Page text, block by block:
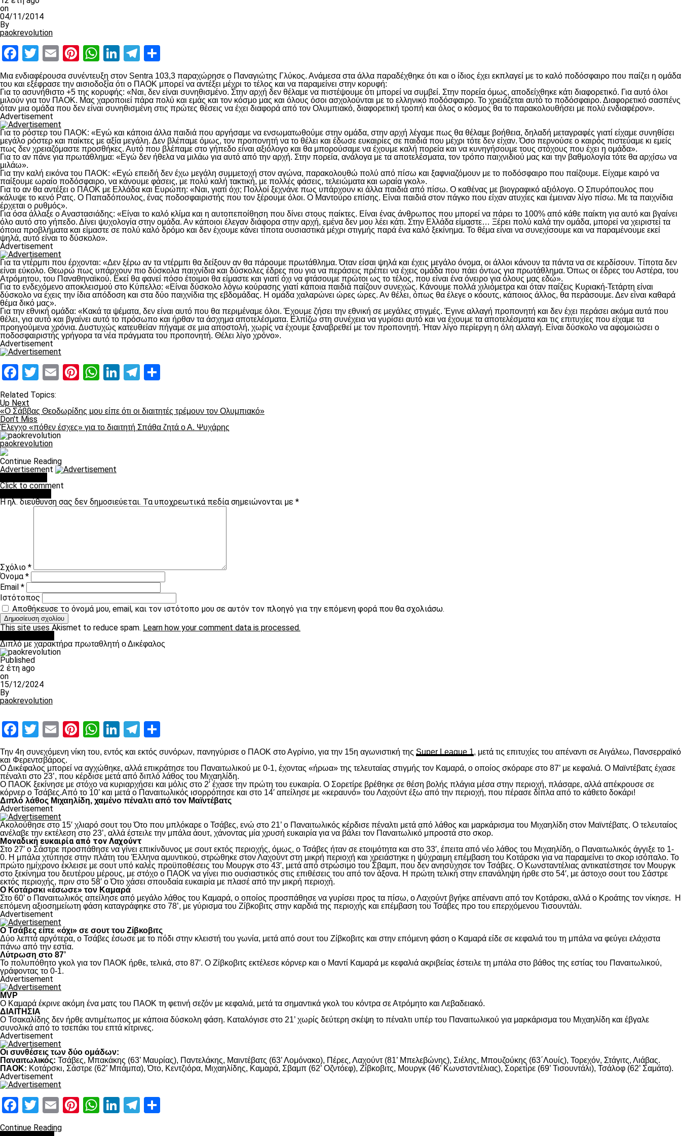
on
04/11/2014
By
paokrevolution
Facebook
Twitter
EmailPinterest
WhatsApp
LinkedIn
Telegram
Μια ενδιαφέρουσα συνέντευξη στον Sentra 103,3 παραχώρησε ο Παναγιώτης Γλύκος. Ανάμεσα στα άλλα παραδέχθηκε ότι και ο ίδιος έχει εκπλαγεί με το καλό ποδόσφαιρο που παίζει η ομάδα
του και εξέφρασε την αισιοδοξία ότι ο ΠΑΟΚ μπορεί να αντέξει μέχρι το τέλος και να παραμείνει στην κορυφή:
Για το ασυνήθιστο +5 της κορυφής: «Ναι, δεν είναι συνηθισμένο. Στην αρχή δεν θέλαμε να πιστέψουμε ότι μπορεί να συμβεί. Στην πορεία όμως, αποδείχθηκε κάτι διαφορετικό. Για αυτό όλοι
μιλούν για τον ΠΑΟΚ. Μας χαροποιεί πάρα πολύ και εμάς και τον κόσμο μας και όλους όσοι ασχολούνται με το ελληνικό ποδόσφαιρο. Το χρειάζεται αυτό το ποδόσφαιρο. Διαφορετικό σασπένς
όταν μια ομάδα που δεν είναι συνηθισμένη στις πρώτες θέσεις να έχει διαφορά από τον Ολυμπιακό, διαφορετική τροπή και όλος ο κόσμος θα το παρακολουθήσει με πολύ ενδιαφέρον».
Advertisement
Για το ρόστερ του ΠΑΟΚ: «Εγώ και κάποια άλλα παιδιά που αργήσαμε να ενσωματωθούμε στην ομάδα, στην αρχή λέγαμε πως θα θέλαμε βοήθεια, δηλαδή μεταγραφές γιατί είχαμε συνηθίσει
μεγάλο ρόστερ και παίκτες με αξία μεγάλη. Δεν βλέπαμε όμως, τον προπονητή να το θέλει και έδωσε ευκαιρίες σε παιδιά που μέχρι τότε δεν είχαν. Όσο περνούσε ο καιρός πιστεύαμε κι εμείς
πως δεν χρειαζόμαστε προσθήκες. Αυτό που βλέπαμε στο γήπεδο είναι αξιόλογο και θα μπορούσαμε να έχουμε καλή πορεία και να κυνηγήσουμε τους στόχους που έχει η ομάδα».
Για το αν πάνε για πρωτάθλημα: «Εγώ δεν ήθελα να μιλάω για αυτό από την αρχή. Στην πορεία, ανάλογα με τα αποτελέσματα, τον τρόπο παιχνιδιού μας και την βαθμολογία τότε θα αρχίσω να
μιλάω».
Για την καλή εικόνα του ΠΑΟΚ: «Εγώ επειδή δεν έχω μεγάλη συμμετοχή στον αγώνα, παρακολουθώ πολύ από πίσω και ξαφνιαζόμουν με το ποδόσφαιρο που παίζουμε. Είχαμε καιρό να
παίξουμε ωραίο ποδόσφαιρο, να κάνουμε φάσεις, με πολύ καλή τακτική, με πολλές φάσεις, τελειώματα και ωραία γκολ».
Για το αν θα αντέξει ο ΠΑΟΚ με Ελλάδα και Ευρώπη: «Ναι, γιατί όχι; Πολλοί ξεχνάνε πως υπάρχουν κι άλλα παιδιά από πίσω. Ο καθένας με βιογραφικό αξιόλογο. Ο Σπυρόπουλος που
κάλυψε το κενό Ρατς. Ο Παπαδόπουλος, ένας ποδοσφαιριστής που τον ξέρουμε όλοι. Ο Μαντούρο επίσης. Είναι παιδιά στον πάγκο που είχαν ατυχίες και έμειναν λίγο πίσω. Με τα παιχνίδια
έρχεται ο ρυθμός».
Για όσα άλλαξε ο Αναστασιάδης: «Είναι το καλό κλίμα και η αυτοπεποίθηση που δίνει στους παίκτες. Είναι ένας άνθρωπος που μπορεί να πάρει το 100% από κάθε παίκτη για αυτό και βγαίνει
όλο αυτό στο γήπεδο. Δίνει ψυχολογία στην ομάδα. Αν κάποιοι έλεγαν διάφορα στην αρχή, εμένα δεν μου λέει κάτι. Στην Ελλάδα είμαστε… Ξέρει πολύ καλά την ομάδα, μπορεί να χειριστεί τα
όποια προβλήματα και είμαστε σε πολύ καλό δρόμο και δεν έχουμε κάνει τίποτα ουσιαστικά μέχρι στιγμής παρά ένα καλό ξεκίνημα. Το θέμα είναι να συνεχίσουμε και να παραμένουμε εκεί
ψηλά, αυτό είναι το δύσκολο».
Advertisement
Για τα ντέρμπι που έρχονται: «Δεν ξέρω αν τα ντέρμπι θα δείξουν αν θα πάρουμε πρωτάθλημα. Όταν είσαι ψηλά και έχεις μεγάλο όνομα, οι άλλοι κάνουν τα πάντα να σε κερδίσουν. Τίποτα δεν
είναι εύκολο. Θεωρώ πως υπάρχουν πιο δύσκολα παιχνίδια και δύσκολες έδρες που για να περάσεις πρέπει να έχεις ομάδα που πάει όντως για πρωτάθλημα. Όπως οι έδρες του Αστέρα, του
Ατρόμητου, του Παναθηναϊκού. Εκεί θα φανεί πόσο έτοιμοι θα είμαστε και γιατί όχι να φτάσουμε πρώτοι ως το τέλος, που είναι ένα όνειρο για όλους μας εδώ».
Για το ενδεχόμενο αποκλεισμού στο Κύπελλο: «Είναι δύσκολο λόγω κούρασης γιατί κάποια παιδιά παίζουν συνεχώς. Κάνουμε πολλά χιλιόμετρα και όταν παίζεις Κυριακή-Τετάρτη είναι
δύσκολο να έχεις την ίδια απόδοση και στα δύο παιχνίδια της εβδομάδας. Η ομάδα χαλαρώνει ώρες ώρες. Αν θέλει, όπως θα έλεγε ο κόουτς, κάποιος άλλος, θα περάσουμε. Δεν είναι καθαρά
θέμα δικό μας».
Για την εθνική ομάδα: «Κακά τα ψέματα, δεν είναι αυτό που θα περιμέναμε όλοι. Έχουμε ζήσει την εθνική σε μεγάλες στιγμές. Έγινε αλλαγή προπονητή και δεν έχει περάσει ακόμα αυτά που
θέλει, για αυτό και βγαίνει αυτό το πρόσωπο και ήρθαν τα άσχημα αποτελέσματα. Ελπίζω στη συνέχεια να γυρίσει αυτό και να έχουμε τα αποτελέσματα και τις επιτυχίες που είχαμε τα
προηγούμενα χρόνια. Δυστυχώς κατευθείαν πήγαμε σε μια αποστολή, χωρίς να έχουμε ξαναβρεθεί με τον προπονητή. Ήταν λίγο περίεργη η όλη αλλαγή. Είναι δύσκολο να αφομοιώσει ο
ποδοσφαιριστής γρήγορα τα νέα πράγματα του προπονητή. Θέλει λίγο χρόνο».
Advertisement
Facebook
Twitter
EmailPinterest
WhatsApp
LinkedIn
Telegram
Related Topics:
Up Next
«Ο Σάββας Θεοδωρίδης μου είπε ότι οι διαιτητές τρέμουν τον Ολυμπιακό»
Don't Miss
Έλεγχο «πόθεν έσχες» για το διαιτητή Σπάθα ζητά ο Α. Ψυχάρης
paokrevolution
Continue Reading
Advertisement
Click to comment
Η ηλ. διεύθυνση σας δεν δημοσιεύεται. Τα υποχρεωτικά πεδία σημειώνονται με *
Σχόλιο *
Όνομα*
Email *
Ιστότοπος
Αποθήκευσε το όνομά μου, email, και τον ιστότοπο μου σε αυτόν τον πλοηγό για την επόμενη φορά που θα σχολιάσω.
This site uses Akismet to reduce spam. Learn how your comment data is processed.
Διπλό με χαρακτήρα πρωταθλητή ο Δικέφαλος
Published
2 έτη ago
on
15/12/2024
By
paokrevolution
Facebook
Twitter
EmailPinterest
WhatsApp
LinkedIn
Telegram
Την 4η συνεχόμενη νίκη του, εντός και εκτός συνόρων, πανηγύρισε ο ΠΑΟΚ στο Αγρίνιο, για την 15η αγωνιστική της Super League 1, μετά τις επιτυχίες του απέναντι σε Αιγάλεω, Πανσερραϊκό
και Φερεντσβάρος.
Ο Δικέφαλος μπορεί να αγχώθηκε, αλλά επικράτησε του Παναιτωλικού με 0-1, έχοντας «ήρωα» της τελευταίας στιγμής τον Καμαρά, ο οποίος σκόραρε στο 87’ με κεφαλιά. Ο Μαϊντέβατς έχασε
πέναλτι στο 23’, που κέρδισε μετά από διπλό λάθος του Μιχαηλίδη.
Ο ΠΑΟΚ ξεκίνησε με στόχο να κυριαρχήσει και μόλις στο 2′ έχασε την πρώτη του ευκαιρία. Ο Σορετίρε βρέθηκε σε θέση βολής πλάγια μέσα στην περιοχή, πλάσαρε, αλλά απέκρουσε σε
κόρνερ ο Τσάβες.Από το 10’ και μετά ο Παναιτωλικός ισορρόπησε και στο 14′ απείλησε με «κεραυνό» του Λαχούντ έξω από την περιοχή, που πέρασε δίπλα από το κάθετο δοκάρι!
Διπλό λάθος Μιχαηλίδη, χαμένο πέναλτι από τον Μαϊντέβατς
Advertisement
Ακολούθησε στο 15′ χλιαρό σουτ του Ότο που μπλόκαρε ο Τσάβες, ενώ στο 21’ ο Παναιτωλικός κέρδισε πέναλτι μετά από λάθος και μαρκάρισμα του Μιχαηλίδη στον Μαϊντέβατς. Ο τελευταίος
ανέλαβε την εκτέλεση στο 23’, αλλά έστειλε την μπάλα άουτ, χάνοντας μία χρυσή ευκαιρία για να βάλει τον Παναιτωλικό μπροστά στο σκορ.
Μοναδική ευκαιρία από τον Λαχούντ
Στο 27′ ο Σάστρε προσπάθησε να γίνει επικίνδυνος με σουτ εκτός περιοχής, όμως, ο Τσάβες ήταν σε ετοιμότητα και στο 33′, έπειτα από νέο λάθος του Μιχαηλίδη, ο Παναιτωλικός άγγιξε το 1-
0. Η μπάλα χτύπησε στην πλάτη του Έλληνα αμυντικού, στρώθηκε στον Λαχούντ στη μικρή περιοχή και χρειάστηκε η ψύχραιμη επέμβαση του Κοτάρσκι για να παραμείνει το σκορ ισόπαλο. Το
πρώτο ημίχρονο έκλεισε με σουτ υπό καλές προϋποθέσεις του Μουργκ στο 43′, μετά από στρώσιμο του Σβαμπ, που δεν ανησύχησε τον Τσάβες. Ο Κωνσταντέλιας αντικατέστησε τον Μουργκ
στο ξεκίνημα του δευτέρου μέρους, με στόχο ο ΠΑΟΚ να γίνει πιο ουσιαστικός στις επιθέσεις του από τον άξονα. Η πρώτη τελική στην επανάληψη ήρθε στο 54′, με άστοχο σουτ του Σάστρε
εκτός περιοχής, πριν στο 58′ ο Ότο χάσει σπουδαία ευκαιρία με πλασέ από την μικρή περιοχή.
Ο Κοτάρσκι «έσωσε» τον Καμαρά
Στο 60’ ο Παναιτωλικός απείλησε από μεγάλο λάθος του Καμαρά, ο οποίος προσπάθησε να γυρίσει προς τα πίσω, ο Λαχούντ βγήκε απέναντι από τον Κοτάρσκι, αλλά ο Κροάτης τον νίκησε. Η
επόμενη αξιοσημείωτη φάση καταγράφηκε στο 78’, με γύρισμα του Ζίβκοβιτς στην καρδιά της περιοχής και επέμβαση του Τσάβες προ του επερχόμενου Τισουντάλι.
Advertisement
Ο Τσάβες είπε «όχι» σε σουτ του Ζίβκοβιτς
Δύο λεπτά αργότερα, ο Τσάβες έσωσε με το πόδι στην κλειστή του γωνία, μετά από σουτ του Ζίβκοβιτς και στην επόμενη φάση ο Καμαρά είδε σε κεφαλιά του τη μπάλα να φεύγει ελάχιστα
πάνω από την εστία.
Λύτρωση στο 87’
Το πολυπόθητο γκολ για τον ΠΑΟΚ ήρθε, τελικά, στο 87′. Ο Ζίβκοβιτς εκτέλεσε κόρνερ και ο Μαντί Καμαρά με κεφαλιά ακριβείας έστειλε τη μπάλα στο βάθος της εστίας του Παναιτωλικού,
γράφοντας το 0-1.
Advertisement
MVP
Ο Καμαρά έκρινε ακόμη ένα ματς του ΠΑΟΚ τη φετινή σεζόν με κεφαλιά, μετά τα σημαντικά γκολ του κόντρα σε Ατρόμητο και Λεβαδειακό.
ΔΙΑΙΤΗΣΙΑ
Ο Τσακαλίδης δεν ήρθε αντιμέτωπος με κάποια δύσκολη φάση. Καταλόγισε στο 21’ χωρίς δεύτερη σκέψη το πέναλτι υπέρ του Παναιτωλικού για μαρκάρισμα του Μιχαηλίδη και έβγαλε
συνολικά από το τσεπάκι του επτά κίτρινες.
Advertisement
Οι συνθέσεις των δύο ομάδων:
Παναιτωλικός: Τσάβες, Μπακάκης (63’ Μαυρίας), Παντελάκης, Μαιντέβατς (63’ Λομόνακο), Πέρες, Λαχούντ (81’ Μπελεβώνης), Σιέλης, Μπουζούκης (63΄Λουίς), Τορεχόν, Στάγιτς, Λιάβας.
ΠΑΟΚ: Κοτάρσκι, Σάστρε (62’ Μπάμπα), Ότο, Κεντζιόρα, Μιχαηλίδης, Καμαρά, Σβαμπ (62’ Οζντόεφ), Ζίβκοβιτς, Μουργκ (46’ Κωνστσντέλιας), Σορετίρε (69’ Τισουντάλι), Τσάλοφ (62’ Σαμάτα).
Advertisement
Facebook
Twitter
EmailPinterest
WhatsApp
LinkedIn
Telegram
Continue Reading